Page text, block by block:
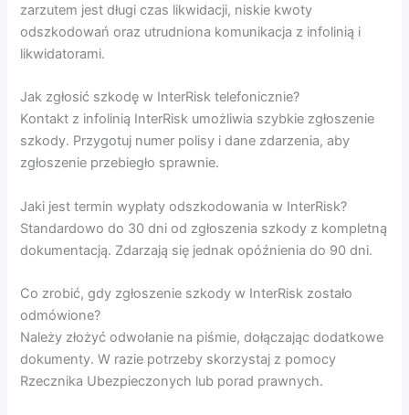
zarzutem jest długi czas likwidacji, niskie kwoty
odszkodowań oraz utrudniona komunikacja z infolinią i
likwidatorami.
Jak zgłosić szkodę w InterRisk telefonicznie?
Kontakt z infolinią InterRisk umożliwia szybkie zgłoszenie
szkody. Przygotuj numer polisy i dane zdarzenia, aby
zgłoszenie przebiegło sprawnie.
Jaki jest termin wypłaty odszkodowania w InterRisk?
Standardowo do 30 dni od zgłoszenia szkody z kompletną
dokumentacją. Zdarzają się jednak opóźnienia do 90 dni.
Co zrobić, gdy zgłoszenie szkody w InterRisk zostało
odmówione?
Należy złożyć odwołanie na piśmie, dołączając dodatkowe
dokumenty. W razie potrzeby skorzystaj z pomocy
Rzecznika Ubezpieczonych lub porad prawnych.